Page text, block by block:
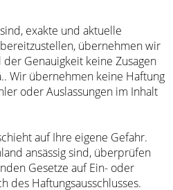
exakte und aktuelle
übernehmen wir
Genauigkeit keine Zusagen
Wir übernehmen keine Haftung
oder Auslassungen im Inhalt
auf Ihre eigene Gefahr.
ansässig sind, überprüfen
Gesetze auf Ein- oder
des Haftungsausschlusses.